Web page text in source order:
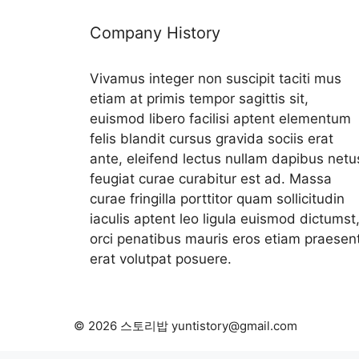
Company History
Vivamus integer non suscipit taciti mus
etiam at primis tempor sagittis sit,
euismod libero facilisi aptent elementum
felis blandit cursus gravida sociis erat
ante, eleifend lectus nullam dapibus
feugiat curae curabitur est ad. Massa
curae fringilla porttitor quam sollicitudin
iaculis aptent leo ligula euismod dictumst,
orci penatibus mauris eros etiam
erat volutpat posuere.
© 2026 스토리밥 yuntistory@gmail.com